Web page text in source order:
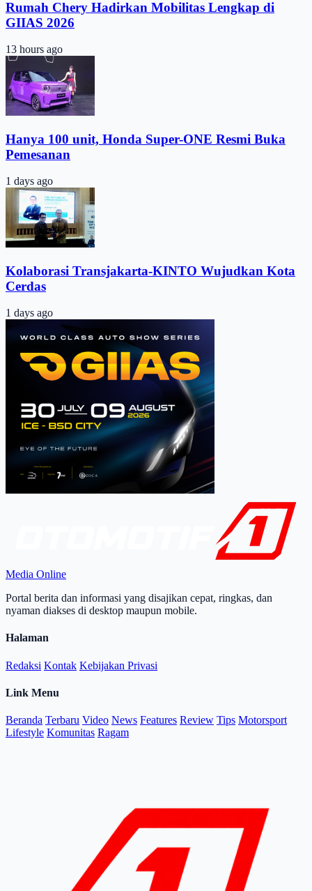
Rumah Chery Hadirkan Mobilitas Lengkap di
GIIAS 2026
13 hours ago
Hanya 100 unit, Honda Super-ONE Resmi Buka
Pemesanan
1 days ago
Kolaborasi Transjakarta-KINTO Wujudkan Kota
Cerdas
1 days ago
Media Online
Portal berita dan informasi yang disajikan cepat, ringkas, dan
nyaman diakses di desktop maupun mobile.
Halaman
Redaksi Kontak Kebijakan Privasi
Link Menu
Beranda Terbaru Video News Features Review Tips Motorsport
Lifestyle Komunitas Ragam